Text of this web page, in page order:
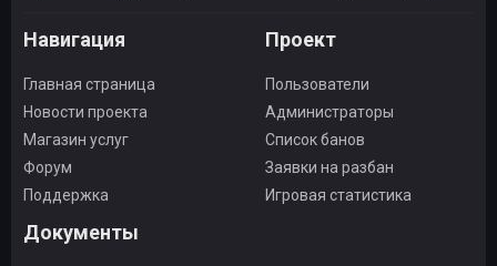
Навигация
Главная страница
Новости проекта
Магазин услуг
Форум
Поддержка
Проект
Пользователи
Администраторы
Список банов
Заявки на разбан
Игровая статистика
Документы